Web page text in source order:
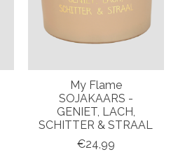
My Flame
SOJAKAARS -
GENIET, LACH,
SCHITTER & STRAAL
€24,99